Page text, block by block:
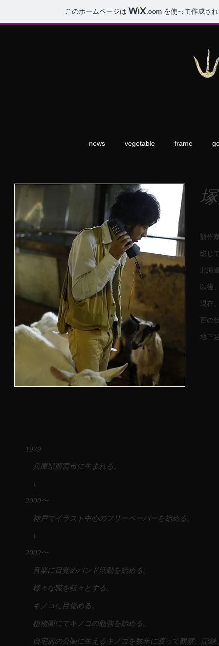
このホームページは .com を使って作成さ
news vegetable frame
額作
総じ
北海
以後
現在
百の
地下
1979
兵庫県西宮市に生まれる。
↓
2000〜
神戸でイラスト中心のフリーペーパーを始める。
↓
2002〜
音楽に目覚めバンド活動を始める。
様々な職を転々とする。
キノコに目覚める。
植物園にてキノコの勉強を始める。
自宅前の公園に生えるキノコを数年に渡って観察、記録